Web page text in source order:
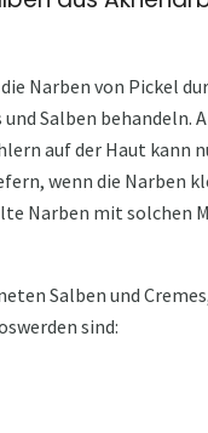
Narben von Pickel
Salben behandeln.
auf der Haut kann
wenn die Narben
Narben mit solchen
Salben und
sind: